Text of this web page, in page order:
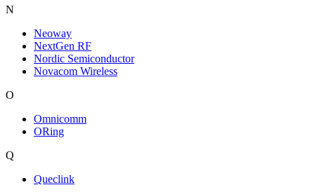
N
Neoway
NextGen RF
Nordic Semiconductor
Novacom Wireless
O
Omnicomm
ORing
Q
Queclink